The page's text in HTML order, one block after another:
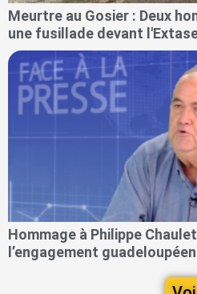
Meurtre au Gosier : Deux
une fusillade devant
Hommage à Philippe
l’engagement